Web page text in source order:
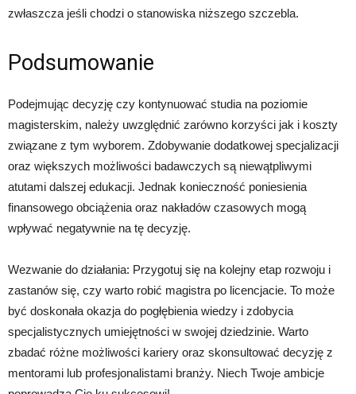
zwłaszcza jeśli chodzi o stanowiska niższego szczebla.
Podsumowanie
Podejmując decyzję czy kontynuować studia na poziomie
magisterskim, należy uwzględnić zarówno korzyści jak i koszty
związane z tym wyborem. Zdobywanie dodatkowej specjalizacji
oraz większych możliwości badawczych są niewątpliwymi
atutami dalszej edukacji. Jednak konieczność poniesienia
finansowego obciążenia oraz nakładów czasowych mogą
wpływać negatywnie na tę decyzję.
Wezwanie do działania: Przygotuj się na kolejny etap rozwoju i
zastanów się, czy warto robić magistra po licencjacie. To może
być doskonała okazja do pogłębienia wiedzy i zdobycia
specjalistycznych umiejętności w swojej dziedzinie. Warto
zbadać różne możliwości kariery oraz skonsultować decyzję z
mentorami lub profesjonalistami branży. Niech Twoje ambicje